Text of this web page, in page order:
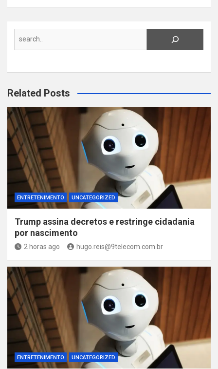
Search
Related Posts
ENTRETENIMENTO UNCATEGORIZED
Trump assina decretos e restringe cidadania
por nascimento
2 horas ago hugo.reis@9telecom.com.br
ENTRETENIMENTO UNCATEGORIZED